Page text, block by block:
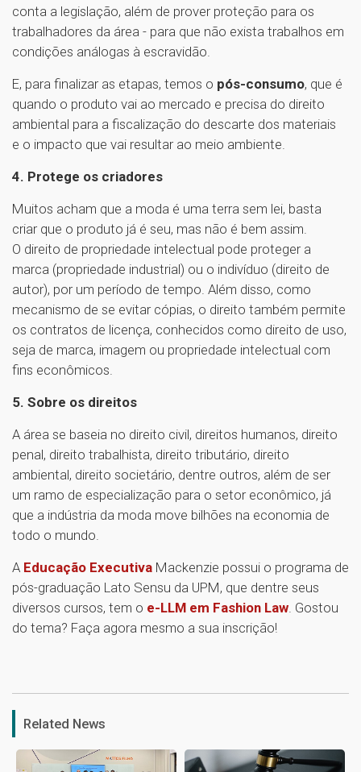
conta a legislação, além de prover proteção para os
trabalhadores da área - para que não exista trabalhos em
condições análogas à escravidão.
E, para finalizar as etapas, temos o pós-consumo, que é
quando o produto vai ao mercado e precisa do direito
ambiental para a fiscalização do descarte dos materiais
e o impacto que vai resultar ao meio ambiente.
4. Protege os criadores
Muitos acham que a moda é uma terra sem lei, basta
criar que o produto já é seu, mas não é bem assim.
O direito de propriedade intelectual pode proteger a
marca (propriedade industrial) ou o indivíduo (direito de
autor), por um período de tempo. Além disso, como
mecanismo de se evitar cópias, o direito também permite
os contratos de licença, conhecidos como direito de uso,
seja de marca, imagem ou propriedade intelectual com
fins econômicos.
5. Sobre os direitos
A área se baseia no direito civil, direitos humanos, direito
penal, direito trabalhista, direito tributário, direito
ambiental, direito societário, dentre outros, além de ser
um ramo de especialização para o setor econômico, já
que a indústria da moda move bilhões na economia de
todo o mundo.
A Educação Executiva Mackenzie possui o programa de
pós-graduação Lato Sensu da UPM, que dentre seus
diversos cursos, tem o e-LLM em Fashion Law . Gostou
do tema? Faça agora mesmo a sua inscrição!
Related News